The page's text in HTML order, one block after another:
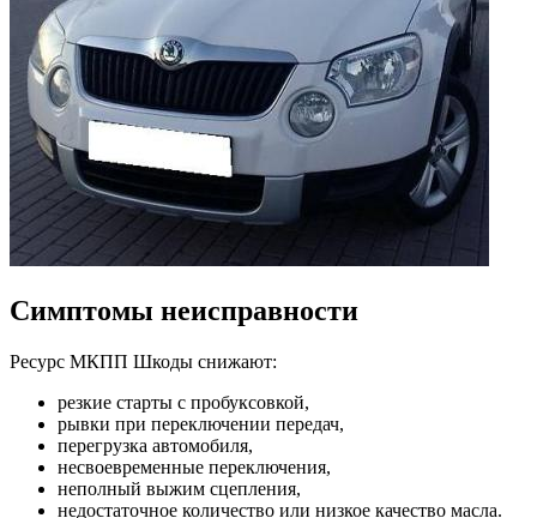
Симптомы неисправности
Ресурс МКПП Шкоды снижают:
резкие старты с пробуксовкой,
рывки при переключении передач,
перегрузка автомобиля,
несвоевременные переключения,
неполный выжим сцепления,
недостаточное количество или низкое качество масла.